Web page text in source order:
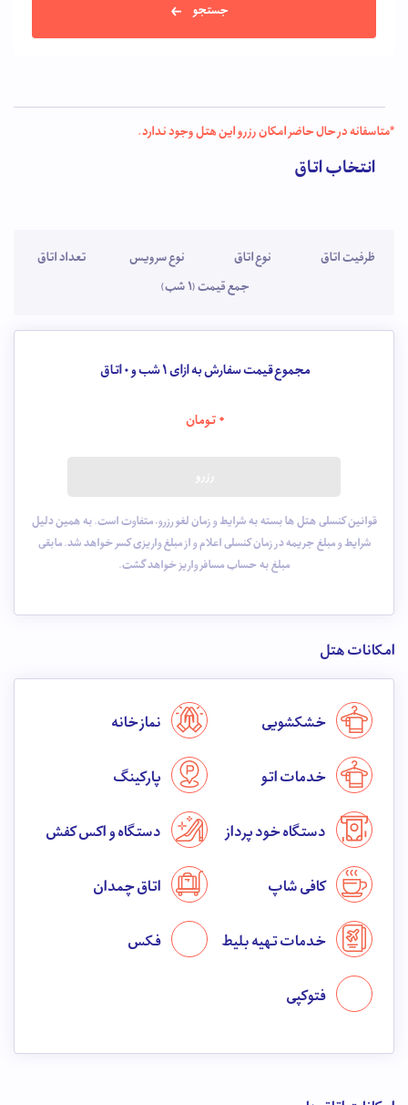
جستجو
*متاسفانه در حال حاضر امکان رزرو این هتل وجود ندارد.
انتخاب اتاق
ظرفیت اتاق نوع اتاق نوع سرویس
تعداد اتاق
جمع قیمت (1 شب)
مجموع قیمت سفارش به ازای 1 شب و 0اتاق
0تومان
قوانین کنسلی هتل ها بسته به شرایط و زمان لغو رزرو، متفاوت است. به همین دلیل
شرایط و مبلغ جریمه در زمان کنسلی اعلام و از مبلغ واریزی کسر خواهد شد. مابقی
مبلغ به حساب مسافر واریز خواهد گشت.
امکانات هتل
خشکشویی نماز خانه
خدمات اتو پارکینگ
دستگاه خود پرداز دستگاه واکس کفش
کافی شاپ اتاق چمدان
خدمات تهیه بلیط فکس
فتوکپی